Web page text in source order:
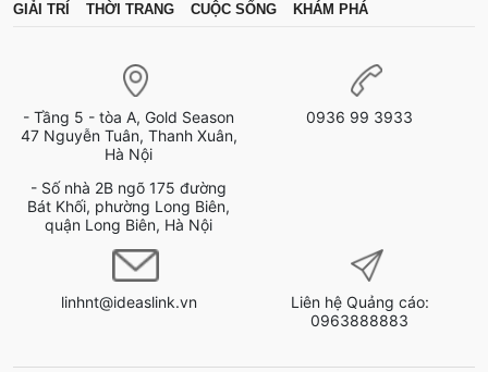
GIẢI TRÍ THỜI TRANG CUỘC SỐNG KHÁM PHÁ
- Tầng 5 - tòa A, Gold Season
47 Nguyễn Tuân, Thanh Xuân,
Hà Nội
- Số nhà 2B ngõ 175 đường
Bát Khối, phường Long Biên,
quận Long Biên, Hà Nội
0936 99 3933
linhnt@ideaslink.vn
Liên hệ Quảng cáo:
0963888883